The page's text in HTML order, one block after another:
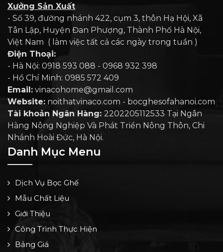
Xưởng Sản Xuất
- Số 39, đường nhánh 422, cụm 3, thôn Hạ Hội, Xã
Tân Lập, Huyện Đan Phượng, Thành Phố Hà Nội,
Việt Nam ( làm việc tất cả các ngày trong tuần )
Điện Thoại:
- Hà Nội: 0918 593 088 - 0968 932 398
- Hồ Chí Minh: 0985 572 409
Email: vinacohome@gmail.com
Website: noithatvinaco.com - bocghesofahanoi.com
Tài khoản Ngân Hàng: 2202205112533 Tại Ngân
Hàng Nông Nghiệp Và Phát Triển Nông Thôn, Chi
Nhánh Hoài Đức, Hà Nội.
Danh Mục Menu
Dịch Vụ Bọc Ghế
Mẫu Chất Liệu
Giới Thiệu
Công Trình Thực Hiện
Bảng Giá